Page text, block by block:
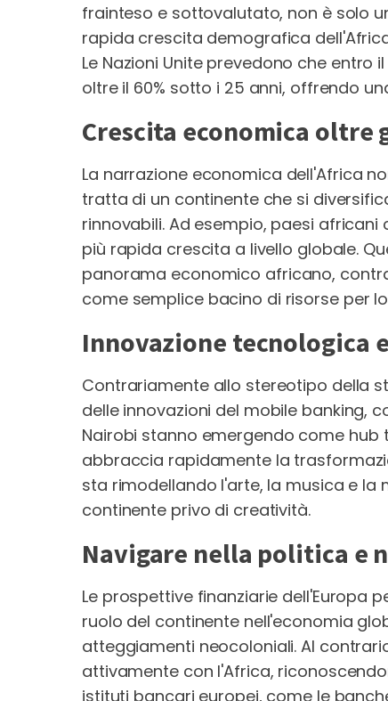
frainteso e sottovalutato, non è solo
rapida crescita demografica
Le Nazioni Unite prevedono che
oltre il 60% sotto i 25 anni, offrendo
Crescita economica oltre
La narrazione economica dell'Africa
tratta di un continente che si
rinnovabili. Ad esempio, paesi
più rapida crescita a livello globale.
panorama economico africano,
come semplice bacino di risorse per
Innovazione tecnologica
Contrariamente allo stereotipo della
delle innovazioni del mobile banking,
Nairobi stanno emergendo come
abbraccia rapidamente la
sta rimodellando l'arte, la musica e la
continente privo di creatività.
Navigare nella politica e
Le prospettive finanziarie dell'Europa
ruolo del continente nell'economia
atteggiamenti neocoloniali. Al
attivamente con l'Africa,
istituti bancari europei, come le